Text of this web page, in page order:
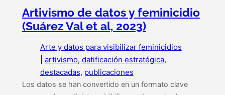
Artivismo de datos y feminicidio
(Suárez Val et al, 2023)
Arte y datos para visibilizar feminicidios
artivismo, datificación estratégica
destacadas, publicaciones
Los datos se han convertido en un formato clave